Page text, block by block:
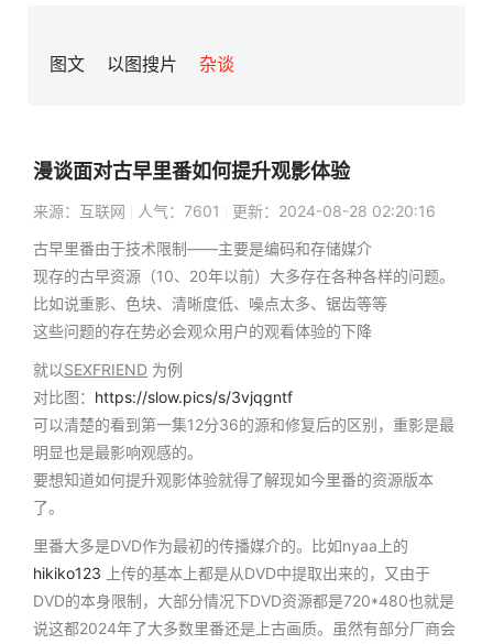
图文 以图搜片 杂谈
漫谈面对古早里番如何提升观影体验
来源：互联网 人气：7601
更新：2024-08-28 02:20:16
古早里番由于技术限制——主要是编码和存储媒介
现存的古早资源（10、20年以前）大多存在各种各样的问题。
比如说重影、色块、清晰度低、噪点太多、锯齿等等
这些问题的存在势必会观众用户的观看体验的下降
就以SEXFRIEND 为例
对比图： https://slow.pics/s/3vjqgntf
可以清楚的看到第一集12分36的源和修复后的区别，重影是最
明显也是最影响观感的。
要想知道如何提升观影体验就得了解现如今里番的资源版本
了。
里番大多是DVD作为最初的传播媒介的。比如nyaa上的
hikiko123 上传的基本上都是从DVD中提取出来的，又由于
DVD的本身限制，大部分情况下DVD资源都是720*480也就是
说这都2024年了大多数里番还是上古画质。虽然有部分厂商会